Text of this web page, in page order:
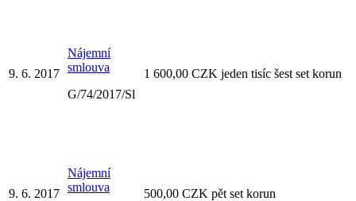
9. 6. 2017
Nájemní
smlouva
G/74/2017/Sl
1 600,00 CZK jeden tisíc šest set korun
9. 6. 2017
Nájemní
smlouva
500,00 CZK pět set korun